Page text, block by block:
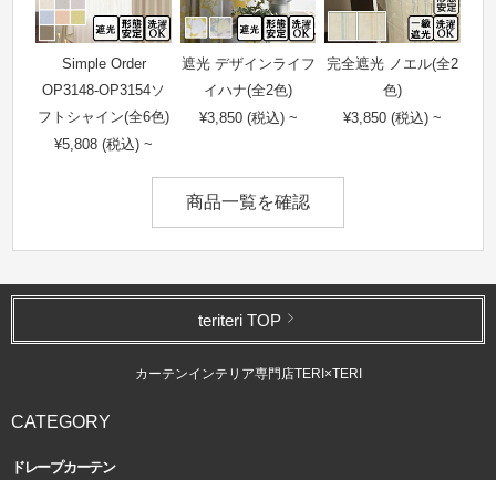
Simple Order
OP3148-OP3154ソ
フトシャイン(全6色)
¥5,808 (税込) ~
遮光 デザインライフ
イハナ(全2色)
¥3,850 (税込) ~
完全遮光 ノエル(全2
色)
¥3,850 (税込) ~
商品一覧を確認
teriteri TOP
カーテンインテリア専門店TERI×TERI
CATEGORY
ドレープカーテン